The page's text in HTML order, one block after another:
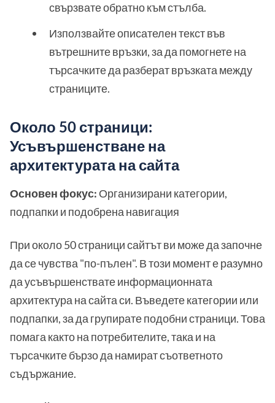
свързвате обратно към стълба.
Използвайте описателен текст във
вътрешните връзки, за да помогнете на
търсачките да разберат връзката между
страниците.
Около 50 страници:
Усъвършенстване на
архитектурата на сайта
Основен фокус: Организирани категории,
подпапки и подобрена навигация
При около 50 страници сайтът ви може да започне
да се чувства "по-пълен". В този момент е разумно
да усъвършенствате информационната
архитектура на сайта си. Въведете категории или
подпапки, за да групирате подобни страници. Това
помага както на потребителите, така и на
търсачките бързо да намират съответното
съдържание.